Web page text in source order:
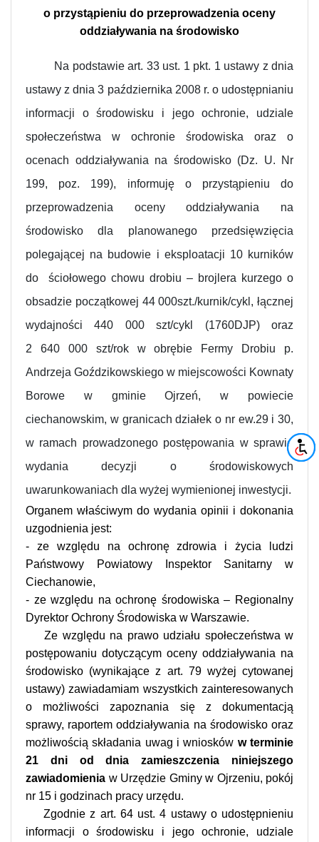
o przystąpieniu do przeprowadzenia oceny
oddziaływania na środowisko
Na podstawie art. 33 ust. 1 pkt. 1 ustawy z dnia
ustawy z dnia 3 października 2008 r. o udostępnianiu
informacji o środowisku i jego ochronie, udziale
społeczeństwa w ochronie środowiska oraz o
ocenach oddziaływania na środowisko (Dz. U. Nr
199, poz. 199), informuję o przystąpieniu do
przeprowadzenia oceny oddziaływania na
środowisko dla planowanego przedsięwzięcia
polegającej na budowie i eksploatacji 10 kurników
do
ściołowego chowu drobiu – brojlera kurzego o
obsadzie początkowej 44 000szt./kurnik/cykl, łącznej
wydajności 440 000 szt/cykl (1760DJP) oraz
2 640 000 szt/rok w obrębie Fermy Drobiu p.
Andrzeja Goździkowskiego w miejscowości Kownaty
Borowe w gminie Ojrzeń, w powiecie
ciechanowskim, w granicach działek o nr ew.29 i 30,
w ramach prowadzonego postępowania w sprawie
wydania decyzji o środowiskowych
uwarunkowaniach dla wyżej wymienionej inwestycji.
Organem właściwym do wydania opinii i dokonania
uzgodnienia jest:
- ze względu na ochronę zdrowia i życia ludzi
Państwowy Powiatowy Inspektor Sanitarny w
Ciechanowie,
- ze względu na ochronę środowiska – Regionalny
Dyrektor Ochrony Środowiska w Warszawie.
Ze względu na prawo udziału społeczeństwa w
postępowaniu dotyczącym oceny oddziaływania na
środowisko (wynikające z art. 79 wyżej cytowanej
ustawy) zawiadamiam wszystkich zainteresowanych
o możliwości zapoznania się z dokumentacją
sprawy, raportem oddziaływania na środowisko oraz
możliwością składania uwag i wniosków w terminie
21 dni od dnia zamieszczenia niniejszego
zawiadomienia w Urzędzie Gminy w Ojrzeniu, pokój
nr 15 i godzinach pracy urzędu.
Zgodnie z art. 64 ust. 4 ustawy o udostępnieniu
informacji o środowisku i jego ochronie, udziale